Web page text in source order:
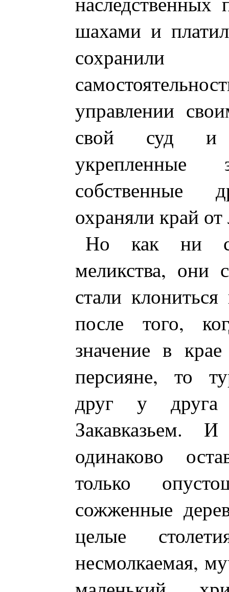
шахами и
сохранили
управлении
свой суд и
собственные
охраняли край
Но как ни
меликства, они
стали
после того,
значение в
персияне, то
друг у друга
Закавказьем.
одинаково
только
сожженные
целые
несмолкаемая,